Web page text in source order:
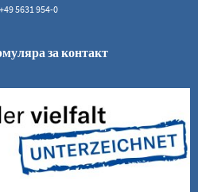
+49 5631 954-0
за контакт